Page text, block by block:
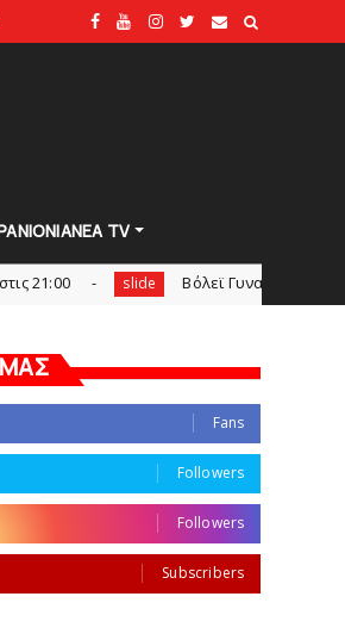
TV
slide Bόλεϊ Γυναικών: Εξαντλήθηκαν τα
Fans
Followers
Followers
Subscribers